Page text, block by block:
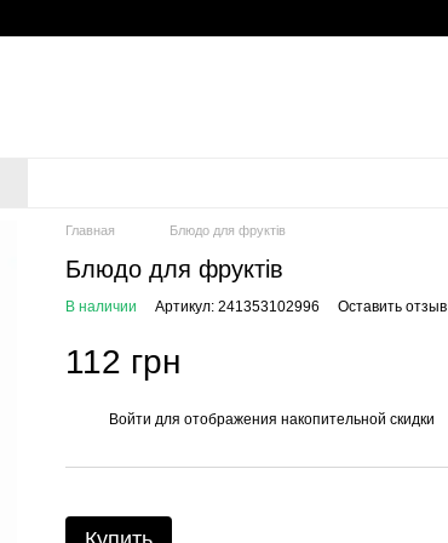
Главная Блюдо для фруктів
Блюдо для фруктів
В наличии Артикул: 241353102996 Оставить отзыв
112 грн
Войти для отображения накопительной скидки